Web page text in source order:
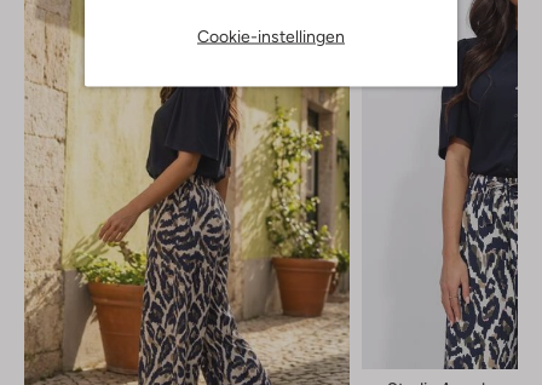
Cookie-instellingen